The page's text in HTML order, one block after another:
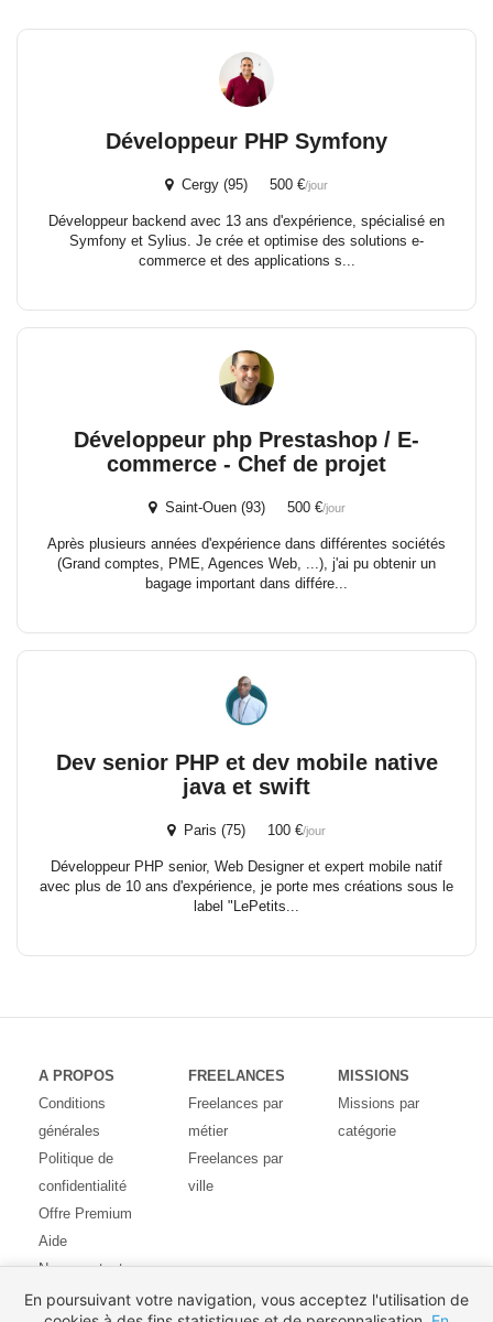
Développeur PHP Symfony
Cergy (95) 500 €/jour
Développeur backend avec 13 ans d'expérience, spécialisé en
Symfony et Sylius. Je crée et optimise des solutions e-
commerce et des applications s...
Développeur php Prestashop / E-
commerce - Chef de projet
Saint-Ouen (93) 500 €/jour
Après plusieurs années d'expérience dans différentes sociétés
(Grand comptes, PME, Agences Web, ...), j'ai pu obtenir un
bagage important dans différe...
Dev senior PHP et dev mobile native
java et swift
Paris (75) 100 €/jour
Développeur PHP senior, Web Designer et expert mobile natif
avec plus de 10 ans d'expérience, je porte mes créations sous le
label "LePetits...
A PROPOS
Conditions
générales
Politique de
confidentialité
Offre Premium
Aide
Nous contacter
Avis des
FREELANCES
Freelances par
métier
Freelances par
ville
MISSIONS
Missions par
catégorie
En poursuivant votre navigation, vous acceptez l'utilisation de